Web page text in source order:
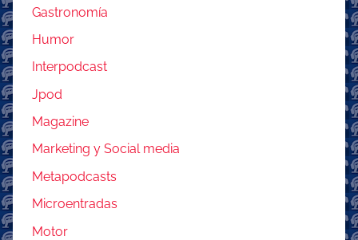
Gastronomía
Humor
Interpodcast
Jpod
Magazine
Marketing y Social media
Metapodcasts
Microentradas
Motor